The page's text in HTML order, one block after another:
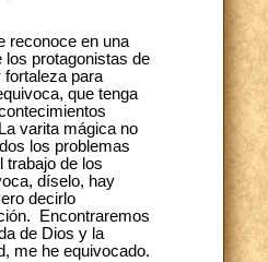
reconoce en una
protagonistas de
para
que tenga
varita mágica no
los problemas
trabajo de los
díselo, hay
decirlo
Encontraremos
de Dios y la
me he equivocado.